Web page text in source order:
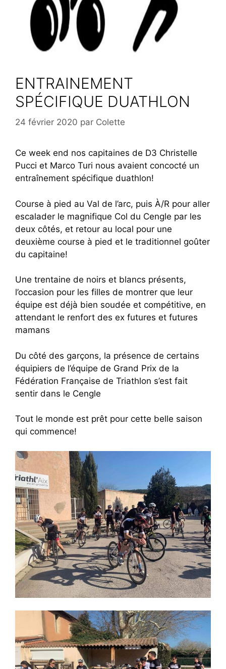
ENTRAINEMENT
SPÉCIFIQUE DUATHLON
24 février 2020 par Colette
Ce week end nos capitaines de D3 Christelle
Pucci et Marco Turi nous avaient concocté un
entraînement spécifique duathlon!
Course à pied au Val de l’arc, puis À/R pour aller
escalader le magnifique Col du Cengle par les
deux côtés, et retour au local pour une
deuxième course à pied et le traditionnel goûter
du capitaine!
Une trentaine de noirs et blancs présents,
l’occasion pour les filles de montrer que leur
équipe est déjà bien soudée et compétitive, en
attendant le renfort des ex futures et futures
mamans
Du côté des garçons, la présence de certains
équipiers de l’équipe de Grand Prix de la
Fédération Française de Triathlon s’est fait
sentir dans le Cengle
Tout le monde est prêt pour cette belle saison
qui commence!